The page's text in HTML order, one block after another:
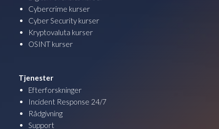
Cybercrime kurser
Cyber Security kurser
Kryptovaluta kurser
OSINT kurser
Tjenester
Efterforskninger
Incident Response 24/7
Rådgivning
Support